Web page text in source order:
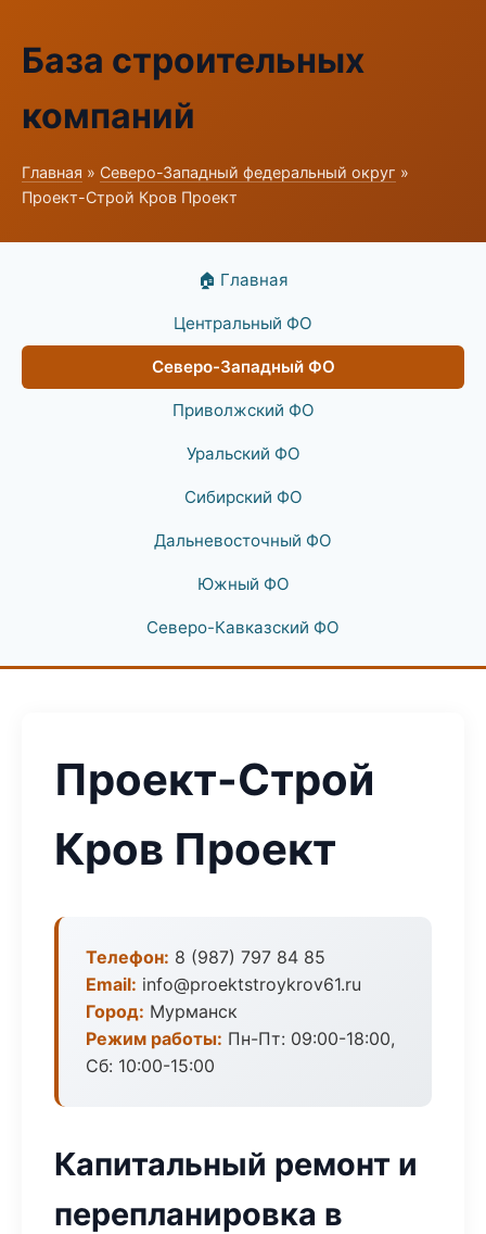
База строительных
компаний
Главная » Северо-Западный федеральный округ »
Проект-Строй Кров Проект
🏠 Главная
Центральный ФО
Северо-Западный ФО
Приволжский ФО
Уральский ФО
Сибирский ФО
Дальневосточный ФО
Южный ФО
Северо-Кавказский ФО
Проект-Строй
Кров Проект
Телефон: 8 (987) 797 84 85
Email: info@proektstroykrov61.ru
Город: Мурманск
Режим работы: Пн-Пт: 09:00-18:00,
Сб: 10:00-15:00
Капитальный ремонт и
перепланировка в